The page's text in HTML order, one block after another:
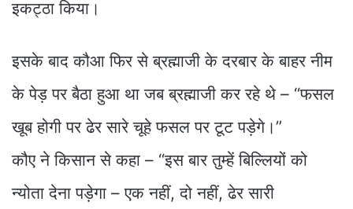
इकट्ठा किया।
इसके बाद कौआ फिर से ब्रह्माजी के दरबार के बाहर नीम
के पेड़ पर बैठा हुआ था जब ब्रह्माजी कर रहे थे – “फसल
खूब होगी पर ढेर सारे चूहे फसल पर टूट पड़ेगे।”
कौए ने किसान से कहा – “इस बार तुम्हें बिल्लियों को
न्योता देना पड़ेगा – एक नहीं, दो नहीं, ढेर सारी